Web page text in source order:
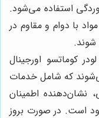
استفاده می‌شود.
با دوام و مقاوم در
شوند.
کوماتسو اورجینال
که شامل خدمات
نشان‌دهنده اطمینان
است. در صورت بروز